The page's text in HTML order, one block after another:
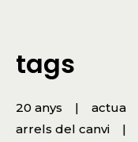
tags
20 anys actua
arrels del canvi